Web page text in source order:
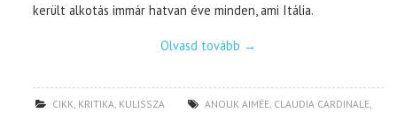
került alkotás immár hatvan éve minden, ami Itália.
Olvasd tovább →
CIKK KRITIKA KULISSZA ANOUK AIMÉE CLAUDIA CARDINALE